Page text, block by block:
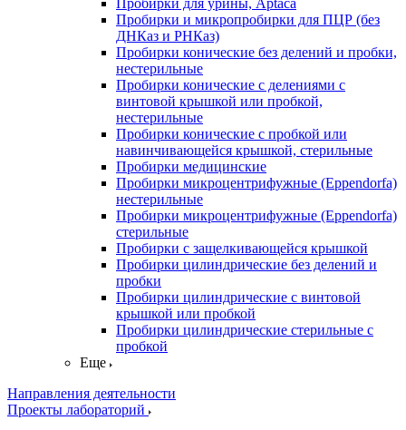
Пробирки для урины, Aptaca
Пробирки и микропробирки для ПЦР (без
ДНКаз и РНКаз)
Пробирки конические без делений и пробки,
нестерильные
Пробирки конические с делениями с
винтовой крышкой или пробкой,
нестерильные
Пробирки конические с пробкой или
навинчивающейся крышкой, стерильные
Пробирки медицинские
Пробирки микроцентрифужные (Eppendorfа)
нестерильные
Пробирки микроцентрифужные (Eppendorfа)
стерильные
Пробирки с защелкивающейся крышкой
Пробирки цилиндрические без делений и
пробки
Пробирки цилиндрические с винтовой
крышкой или пробкой
Пробирки цилиндрические стерильные с
пробкой
Еще
Направления деятельности
Проекты лабораторий